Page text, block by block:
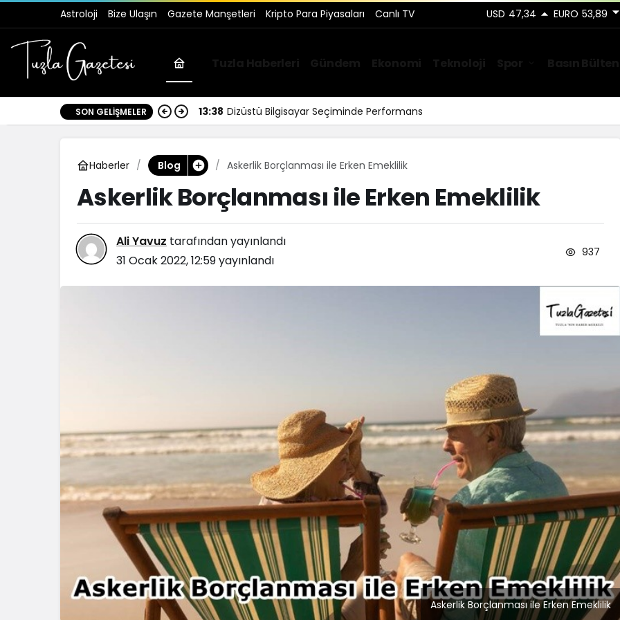
Astroloji Bize Ulaşın Gazete Manşetleri Kripto Para Piyasaları Canlı TV USD 47,34 EURO 53,89
SON GELIŞMELER 17:30 İstanbul Anadolu Yakası Temizlik Hizmetleri
Haberler Blog Askerlik Borçlanması ile Erken Emeklilik
Askerlik Borçlanması ile Erken Emeklilik
Ali Yavuz tarafından yayınlandı
31 Ocak 2022, 12:59yayınlandı
937
Askerlik Borçlanması ile Erken Emeklilik
Seçiminde Performans
İstanbul Anadolu Yakası
Temizlik Hizmetleri